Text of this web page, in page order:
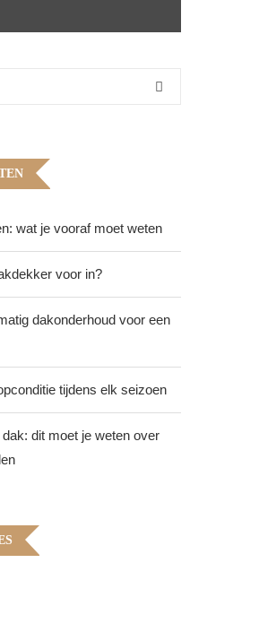
wat je vooraf moet weten
voor in?
dakonderhoud voor een
tijdens elk seizoen
dit moet je weten over